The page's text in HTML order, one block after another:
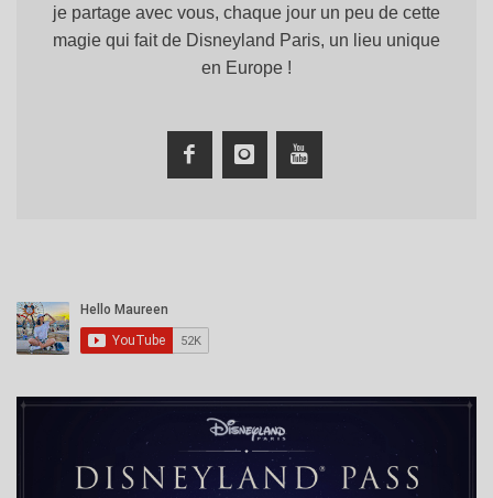
je partage avec vous, chaque jour un peu de cette
magie qui fait de Disneyland Paris, un lieu unique
en Europe !